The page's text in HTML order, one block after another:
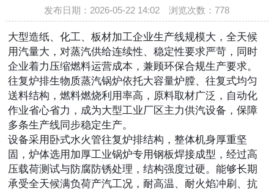
发布日期：2026-05-22 14:02 浏览次数：778
大型造纸、化工、板材加工企业生产线规模大，全天候
用汽量大，对蒸汽供给连续性、稳定性要求严苛，同时
企业着力压缩燃料运营成本，兼顾环保合规生产要求。
往复炉排生物质蒸汽锅炉依托大容量炉膛、往复式均匀
送料结构，燃料燃烧利用率高，原料取材广泛，自动化
作业省心省力，成为大型工业厂区主力供汽设备，保障
多条生产线同步稳定生产。
设备采用卧式水火管往复炉排结构，整体机身厚重坚
固，炉体选用加厚工业锅炉专用钢板焊接成型，经过高
压载荷测试与防腐防锈处理，结构强度过硬。能够长期
承受全天候满负荷产汽工况，耐高温、耐火焰冲刷、抗